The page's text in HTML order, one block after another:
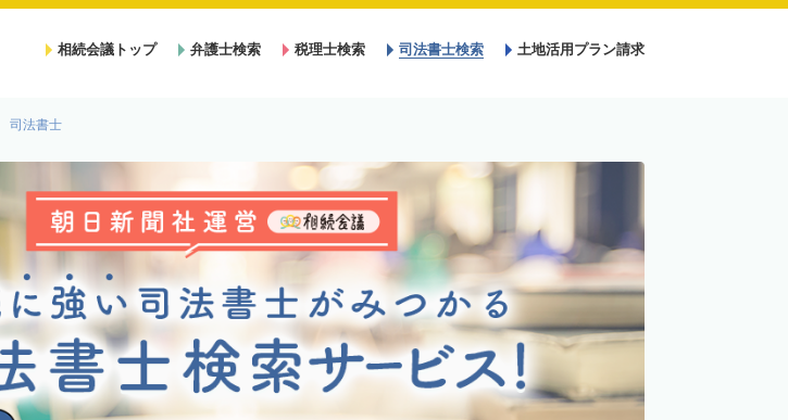
相続会議トップ 弁護士検索 税理士検索 司法書士検索 土地活用プラン請求
司法書士